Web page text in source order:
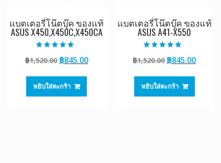
แบตเตอรี่โน๊ตบุ๊ค ของแท้
ASUS X450,X450C,X450CA
5.00
ตั้งแต่ 1-5
฿1,520.00 Original
was:
฿1,520.00.
฿845.00Current
หยิบใส่ตะกร้า
แบตเตอรี่โน๊ตบุ๊ค ของแท้
ASUS A41-X550
5.00
ตั้งแต่ 1-5
฿1,520.00 Original
was:
฿1,520.00.
฿845.00
หยิบใส่ตะกร้า